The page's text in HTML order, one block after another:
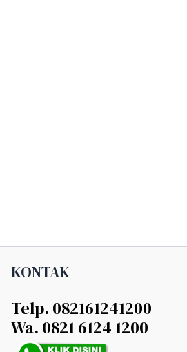
KONTAK
Telp. 082161241200
Wa. 0821 6124 1200